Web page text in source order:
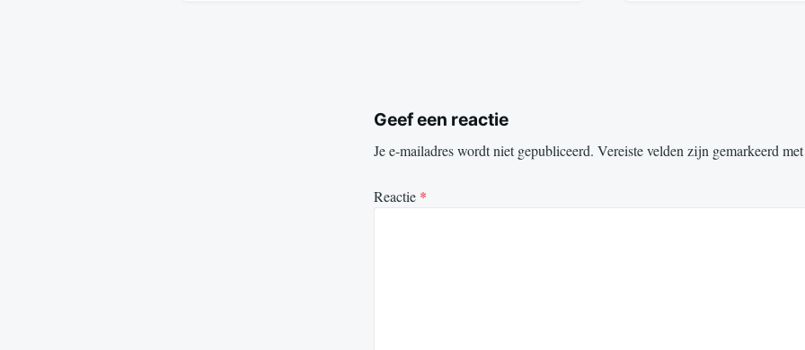
Geef een reactie
Je e-mailadres wordt niet gepubliceerd. Vereiste velden zijn gemarkeerd
Reactie *